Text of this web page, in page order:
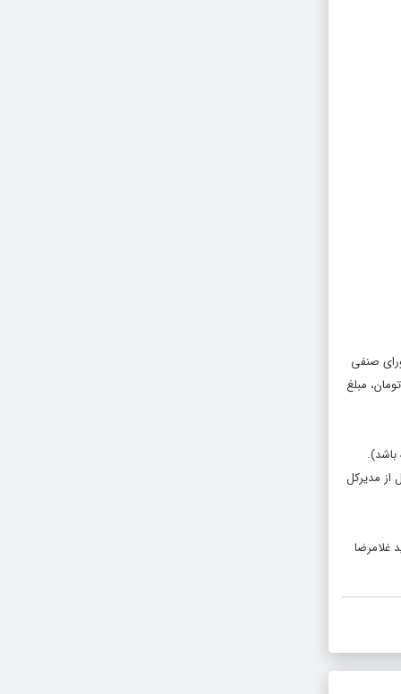
صنفی
میلیون تومان به شرکت پخش (برای آماده سازی اکران) و به ازای فروش هر ۳۰۰ میلیون تومان، مبلغ
مدیرکل
غلامرضا